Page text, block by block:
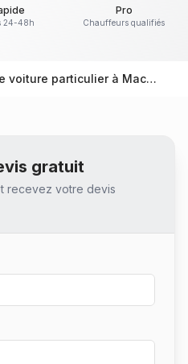
24-48h
Pro
Chauffeurs qualifiés
Convoyage voiture particulier à Machecoul
gratuit
recevez votre devis